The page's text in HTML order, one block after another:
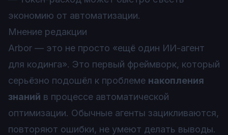
экономию от автоматизации.
Мнение редакции
Arbor — это не просто «ещё один ИИ-агент
для кодинга». Это первый фреймворк, который
серьёзно подошёл к проблеме накопления
знаний в процессе автоматической
оптимизации. Обычные агенты зацикливаются,
повторяют ошибки, не умеют делать выводы.